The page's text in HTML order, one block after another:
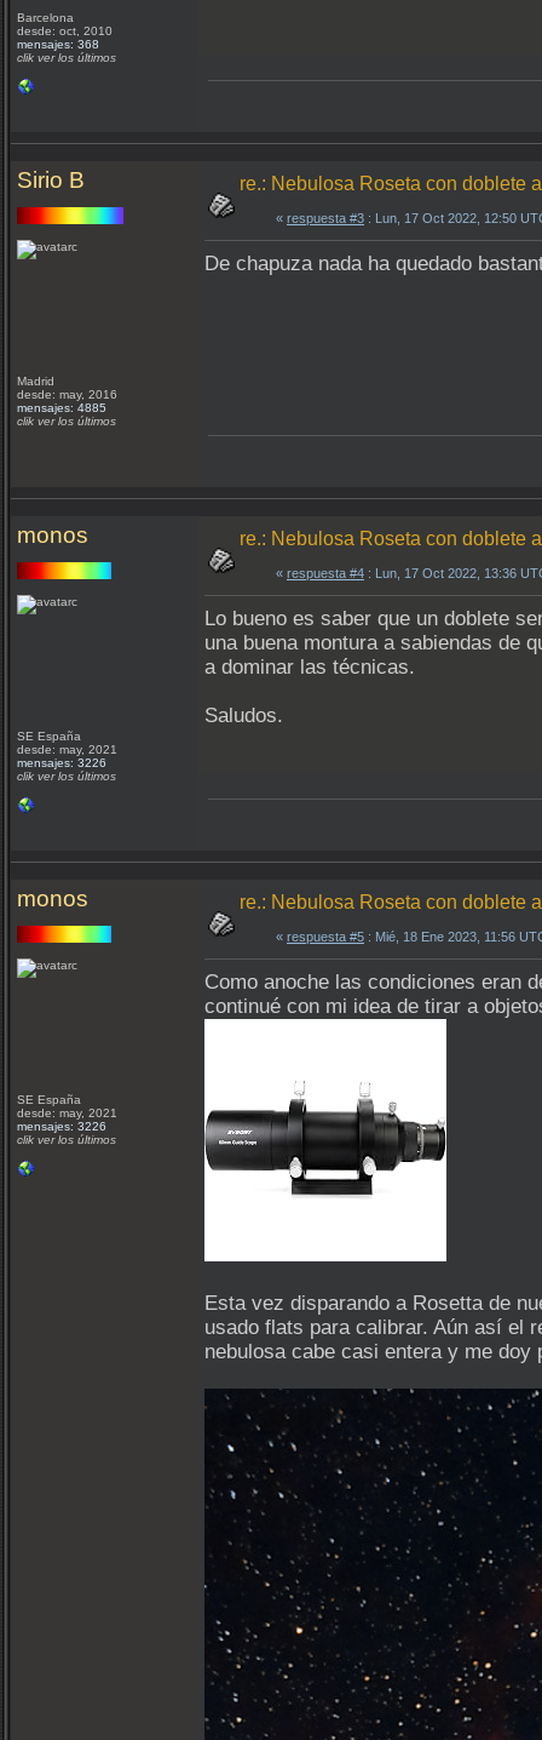
Barcelona
desde: oct, 2010
mensajes: 368
clik ver los últimos
Sirio B
Madrid
desde: may, 2016
mensajes: 4885
clik ver los últimos
re.: Nebulosa Roseta con doblete
« respuesta #3 : Lun, 17 Oct 2022, 12:50
De chapuza nada ha quedado
monos
SE España
desde: may, 2021
mensajes: 3226
clik ver los últimos
re.: Nebulosa Roseta con doblete
« respuesta #4 : Lun, 17 Oct 2022, 13:36
Lo bueno es saber que un doblete
una buena montura a sabiendas de
a dominar las técnicas.
Saludos.
monos
SE España
desde: may, 2021
mensajes: 3226
clik ver los últimos
re.: Nebulosa Roseta con doblete
« respuesta #5 : Mié, 18 Ene 2023, 11:56
Como anoche las condiciones eran
continué con mi idea de tirar a
Esta vez disparando a Rosetta de
usado flats para calibrar. Aún así el
nebulosa cabe casi entera y me